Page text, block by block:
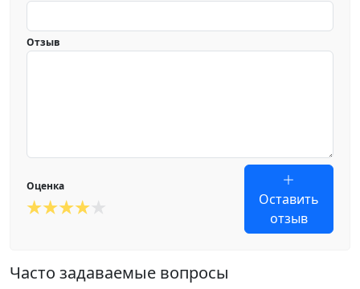
Отзыв
Оценка
Оставить
отзыв
Часто задаваемые вопросы